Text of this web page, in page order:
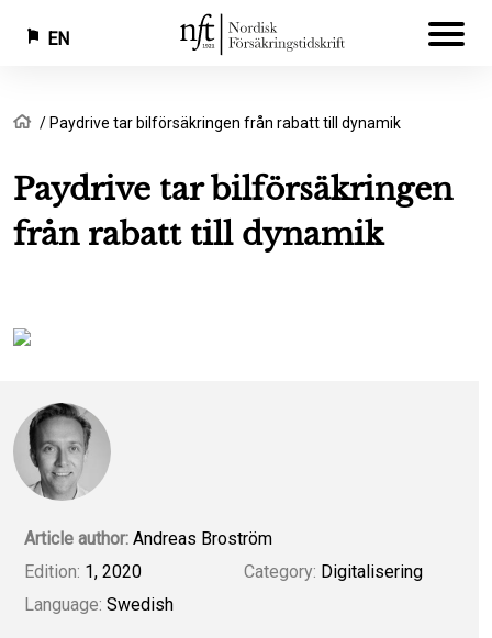
Skip
main
content
EN
Breadcrumb
Home
Paydrive tar bilförsäkringen från rabatt till dynamik
Paydrive tar bilförsäkringen
från rabatt till dynamik
Article author: Andreas Broström
Edition: 1, 2020
Language: Swedish
Category: Digitalisering